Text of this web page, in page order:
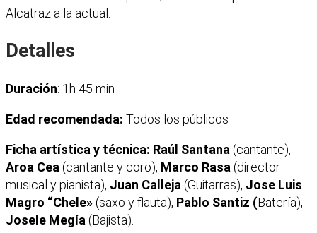
Alcatraz a la actual.
Detalles
Duración: 1h 45 min
Edad recomendada: Todos los públicos
Ficha artística y técnica: Raúl Santana (cantante),
Aroa Cea (cantante y coro), Marco Rasa (director
musical y pianista), Juan Calleja (Guitarras), Jose Luis
Magro “Chele» (saxo y flauta), Pablo Santiz (Batería),
Josele Megía (Bajista).